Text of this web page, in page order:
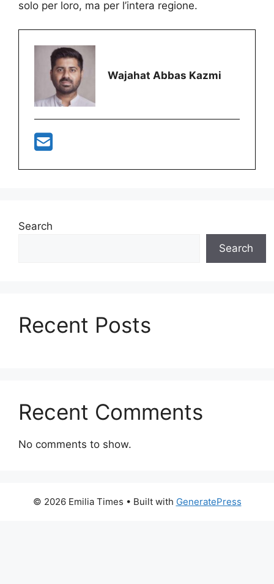
solo per loro, ma per l’intera regione.
Wajahat Abbas Kazmi
Search
Search
Recent Posts
Recent Comments
No comments to show.
© 2026 Emilia Times • Built with GeneratePress